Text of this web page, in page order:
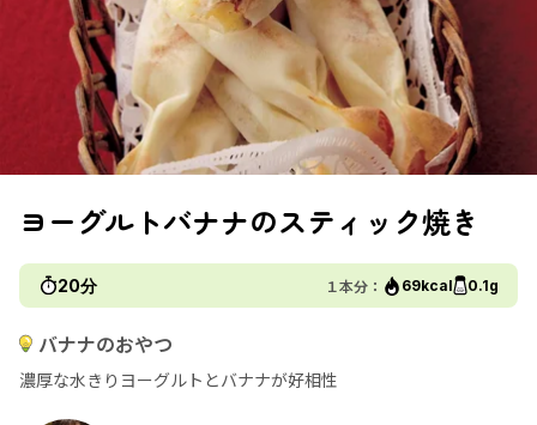
ヨーグルトバナナのスティック焼き
20分 １本分： 69kcal 0.1g
バナナのおやつ
濃厚な水きりヨーグルトとバナナが好相性